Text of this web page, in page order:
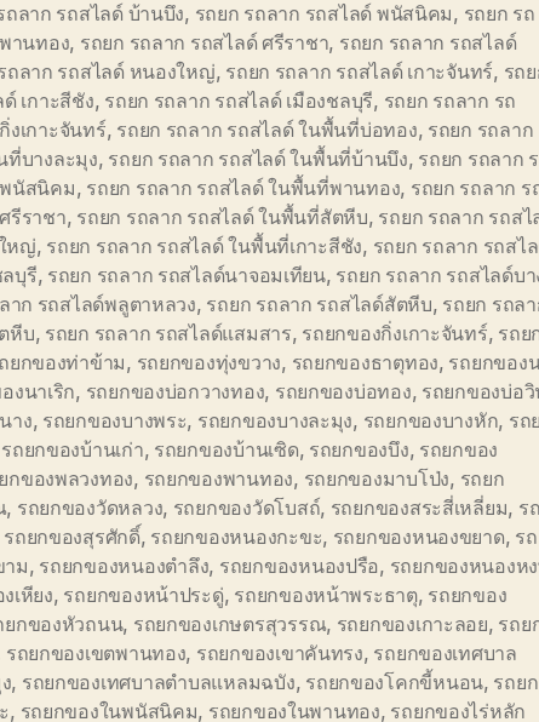
ถลาก รถสไลด์ บ้านบึง, รถยก รถลาก รถสไลด์ พนัสนิคม, รถยก รถ
านทอง, รถยก รถลาก รถสไลด์ ศรีราชา, รถยก รถลาก รถสไลด์
ถลาก รถสไลด์ หนองใหญ่, รถยก รถลาก รถสไลด์ เกาะจันทร์, รถ
เกาะสีชัง, รถยก รถลาก รถสไลด์ เมืองชลบุรี, รถยก รถลาก รถ
เกาะจันทร์, รถยก รถลาก รถสไลด์ ในพื้นที่บ่อทอง, รถยก รถลาก
ที่บางละมุง, รถยก รถลาก รถสไลด์ ในพื้นที่บ้านบึง, รถยก รถลาก
นัสนิคม, รถยก รถลาก รถสไลด์ ในพื้นที่พานทอง, รถยก รถลาก ร
รีราชา, รถยก รถลาก รถสไลด์ ในพื้นที่สัตหีบ, รถยก รถลาก รถสไ
หญ่, รถยก รถลาก รถสไลด์ ในพื้นที่เกาะสีชัง, รถยก รถลาก รถสไ
บุรี, รถยก รถลาก รถสไลด์นาจอมเทียน, รถยก รถลาก รถสไลด์บา
าก รถสไลด์พลูตาหลวง, รถยก รถลาก รถสไลด์สัตหีบ, รถยก รถล
หีบ, รถยก รถลาก รถสไลด์แสมสาร, รถยกของกิ่งเกาะจันทร์, รถย
ยกของท่าข้าม, รถยกของทุ่งขวาง, รถยกของธาตุทอง, รถยกของ
งนาเริก, รถยกของบ่อกวางทอง, รถยกของบ่อทอง, รถยกของบ่อ
าง, รถยกของบางพระ, รถยกของบางละมุง, รถยกของบางหัก, รถ
รถยกของบ้านเก่า, รถยกของบ้านเซิด, รถยกของบึง, รถยกของ
กของพลวงทอง, รถยกของพานทอง, รถยกของมาบโป่ง, รถยก
, รถยกของวัดหลวง, รถยกของวัดโบสถ์, รถยกของสระสี่เหลี่ยม, รถ
รถยกของสุรศักดิ์, รถยกของหนองกะขะ, รถยกของหนองขยาด, รถ
ม, รถยกของหนองตำลึง, รถยกของหนองปรือ, รถยกของหนองห
เหียง, รถยกของหน้าประดู่, รถยกของหน้าพระธาตุ, รถยกของ
ยกของหัวถนน, รถยกของเกษตรสุวรรณ, รถยกของเกาะลอย, รถย
รถยกของเขตพานทอง, รถยกของเขาคันทรง, รถยกของเทศบาล
, รถยกของเทศบาลตำบลแหลมฉบัง, รถยกของโคกขี้หนอน, รถยก
, รถยกของในพนัสนิคม, รถยกของในพานทอง, รถยกของไร่หลัก